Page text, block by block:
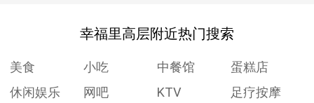
幸福里高层附近热门搜索
美食 小吃 中餐馆
蛋糕店
休闲娱乐
网吧 KTV
足疗按摩